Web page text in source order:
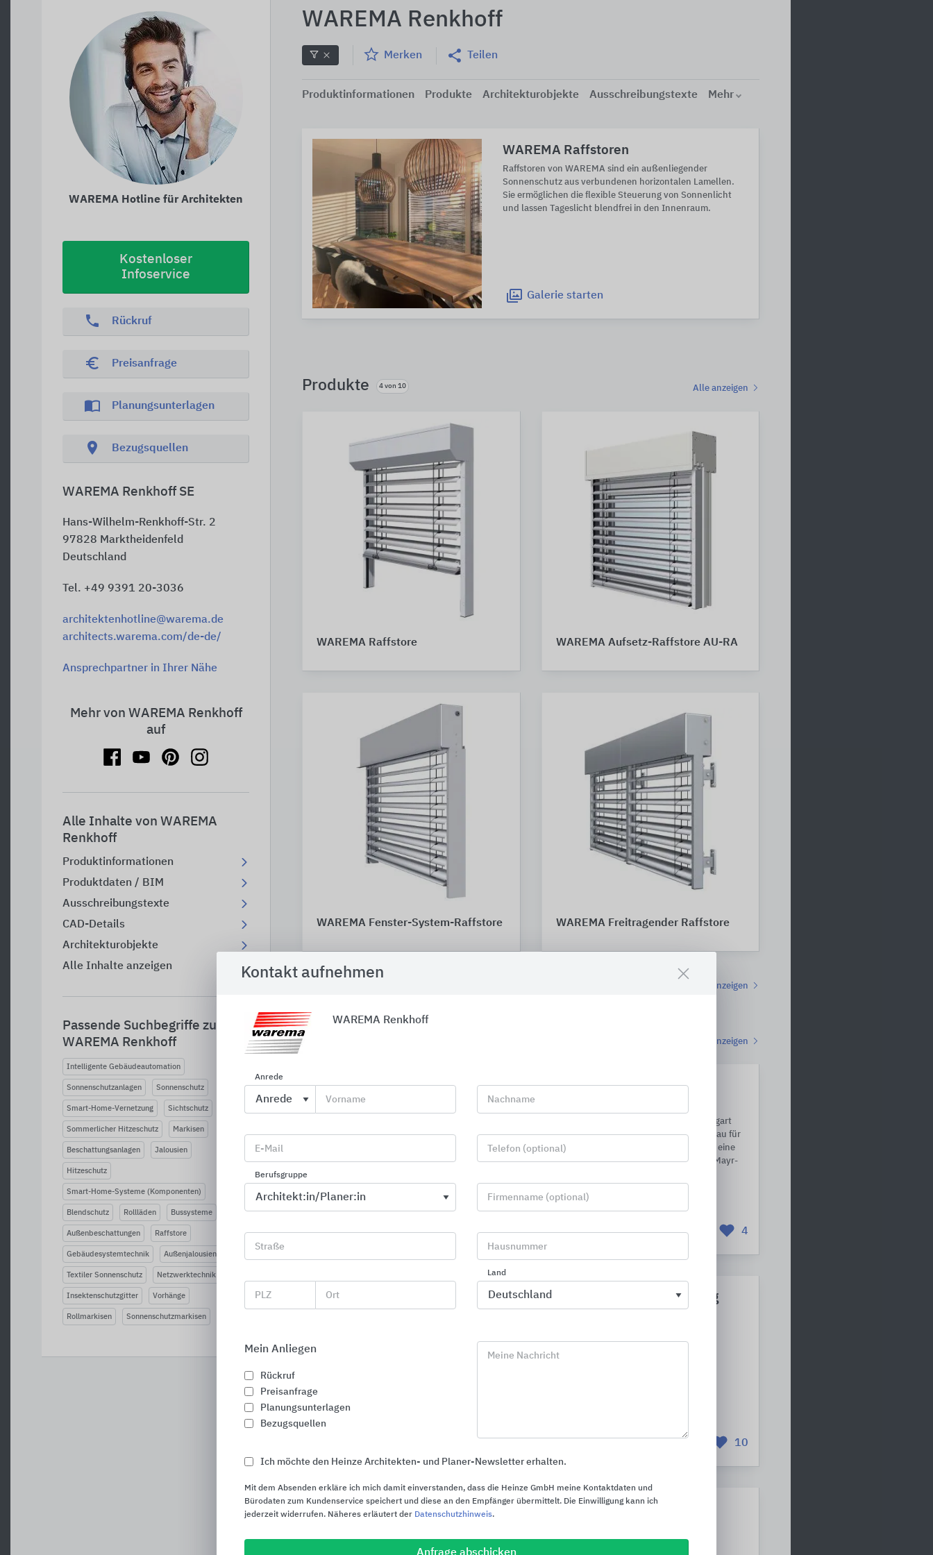
WAREMA Hotline für Architekten
Kostenloser
Infoservice
phone Rückruf
euro_symbol Preisanfrage
import_contacts Planungsunterlagen
location_on Bezugsquellen
WAREMA Renkhoff SE
Hans-Wilhelm-Renkhoff-Str. 2
97828 Marktheidenfeld
Deutschland
Tel. +49 9391 20-3036
architektenhotline@warema.de
architects.warema.com/de-de/
Ansprechpartner in Ihrer Nähe
Mehr von WAREMA Renkhoff
auf
Alle Inhalte von WAREMA
Renkhoff
Produktinformationen
Produktdaten / BIM
Ausschreibungstexte
CAD-Details
Architekturobjekte
Alle Inhalte anzeigen
Passende Suchbegriffe zu
WAREMA Renkhoff
Intelligente Gebäudeautomation
Sonnenschutzanlagen Sonnenschutz
Smart-Home-Vernetzung Sichtschutz
Sommerlicher Hitzeschutz Markisen
Beschattungsanlagen Jalousien
Hitzeschutz
Smart-Home-Systeme (Komponenten)
Blendschutz Rollläden Bussysteme
Außenbeschattungen Raffstore
Gebäudesystemtechnik Außenjalousien
Textiler Sonnenschutz Netzwerktechnik
Insektenschutzgitter Vorhänge
Rollmarkisen Sonnenschutzmarkisen
WAREMA Renkhoff
Merken Teilen
Produktinformationen Produkte Architekturobjekte Ausschreibungstexte Mehr
WAREMA Raffstoren
Raffstoren von WAREMA sind ein außenliegender
Sonnenschutz aus verbundenen horizontalen Lamellen.
Sie ermöglichen die flexible Steuerung von Sonnenlicht
und lassen Tageslicht blendfrei in den Innenraum.
Galerie starten
Produkte 4 von 10 Alle anzeigen
WAREMA Raffstore WAREMA Aufsetz-Raffstore AU-RA
WAREMA Fenster-System-Raffstore WAREMA Freitragender Raffstore
Alle anzeigen
Architekturobjekte Alle anzeigen
Stuttgart Cancer Center (SCC) –
Tumorzentrum Eva Mayr-Stihl
Im Zuge der Neustrukturierung des Klinikums Stuttgart
entstand mit dem „Haus G“ am Hegelplatz ein Neubau für
die Krebsbehandlung. Trotz beengter Fläche wurde eine
optimale Nutzung erreicht. Das Tumorzentrum Eva Mayr-
Forschung für eine patientenzentrierte Versorgung.
4
Umbau und energetische Sanierung
umfassend energetisch saniert. Im Fokus stand die
10
Holzmodulbauweise
Kontakt aufnehmen
WAREMA Renkhoff
Anrede
Vorname Nachname
E-Mail Telefon (optional)
Berufsgruppe
Firmenname (optional)
Straße Hausnummer
PLZ Ort
Land
Mein Anliegen
Rückruf
Preisanfrage
Planungsunterlagen
Bezugsquellen
Meine Nachricht
Ich möchte den Heinze Architekten- und Planer-Newsletter erhalten.
Mit dem Absenden erkläre ich mich damit einverstanden, dass die Heinze GmbH meine Kontaktdaten und
Bürodaten zum Kundenservice speichert und diese an den Empfänger übermittelt. Die Einwilligung kann ich
jederzeit widerrufen. Näheres erläutert der Datenschutzhinweis.